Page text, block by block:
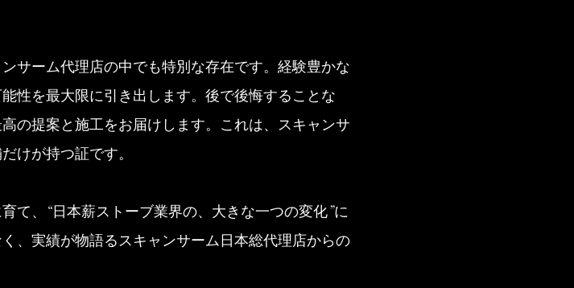
サーム代理店の中でも特別な存在です。経験豊かな
性を最大限に引き出します。後で後悔することな
の提案と施工をお届けします。これは、スキャンサ
けが持つ証です。
て、“日本薪ストーブ業界の、大きな一つの変化”に
、実績が物語るスキャンサーム日本総代理店からの